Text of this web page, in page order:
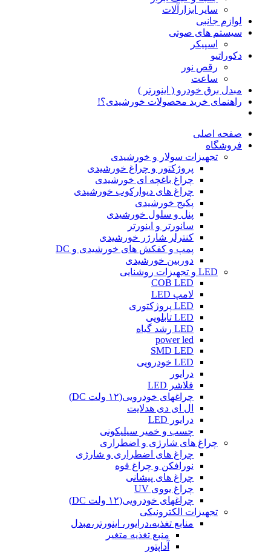
سایر ابزارآلات
لوازم جانبی
سیستم های صوتی
اسپیکر
دکوراتیو
رقص نور
ساعت
مبدل برق خودرو ( اینورتر )
راهنمای خرید محصولات خورشیدی؟!
صفحه اصلی
فروشگاه
تجهیزات سولار و خورشیدی
پروژکتور و چراغ خورشیدی
چراغ باغچه ای خورشیدی
چراغ های دیوارکوب خورشیدی
پکیج خورشیدی
پنل و سلول خورشیدی
سانورتر و اینورتر
کنترلر شارژر خورشیدی
پمپ و کفکش های خورشیدی و DC
دوربین خورشیدی
LED و تجهیزات روشنایی
COB LED
لامپ LED
LED پروژکتوری
LED تابلویی
LED رشد گیاه
power led
SMD LED
LED خودرویی
درایور
فلاشر LED
چراغهای خودرویی(۱۲ ولت DC)
ال ای دی هدلایت
درایور LED
چسب و خمیر سیلیکونی
چراغ های شارژی و اضطراری
چراغ های اضطراری و شارژی
نورافکن و چراغ قوه
چراغ های پیشانی
چراغ یووی UV
چراغهای خودرویی(۱۲ ولت DC)
تجهیزات الکترونیکی
منابع تغذیه،درایور، اینورتر،مبدل
منبع تغذیه متغیر
آداپتور